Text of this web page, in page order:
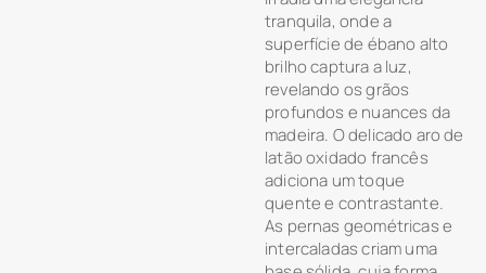
tranquila, onde a
superfície de ébano alto
brilho captura a luz,
revelando os grãos
profundos e nuances da
madeira. O delicado aro de
latão oxidado francês
adiciona um toque
quente e contrastante.
As pernas geométricas e
intercaladas criam uma